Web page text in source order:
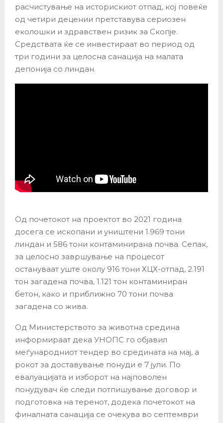
расчистување на историскиот отпад, кој повеќе
од четири децении претставува сериозен
еколошки и здравствен ризик за Скопје.
Средствата ќе се инвестираат во период од
три години за целосна санација на малата
депонија со линдан.
Од почетокот на проектот во 2021 година
досега се ископани и уништени 1.969 тони
линдан и 586 тони контаминирана почва. Сепак,
за целосно завршување на процесот
остануваат уште околу 916 тони ХЦХ-отпад, 2.191
тон загадена почва, 1.121 тон контаминиран
бетон, како и приближно 70 тони почва
загадена со жива.
Од Министерството за животна средина
информираат дека УНОПС го објавил
меѓународниот тендер во средината на мај, а
рокот за доставување понуди е 7 јули. По
евалуацијата и изборот на најповолен
понудувач ќе следи потпишување договор и
подготовка на теренот, додека почетокот на
финалната санација се очекува во септември